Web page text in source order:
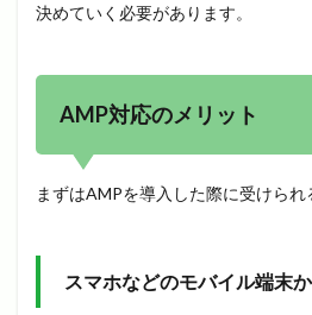
決めていく必要があります。
AMP対応のメリット
まずはAMPを導入した際に受けられ
スマホなどのモバイル端末